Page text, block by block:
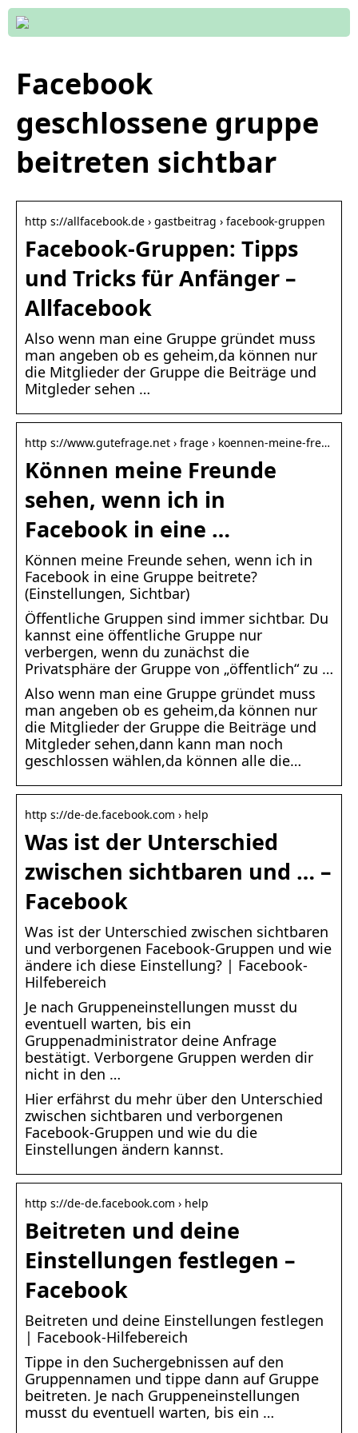
Facebook
geschlossene gruppe
beitreten sichtbar
http s://allfacebook.de › gastbeitrag › facebook-gruppen
Facebook-Gruppen: Tipps
und Tricks für Anfänger –
Allfacebook
Also wenn man eine Gruppe gründet muss
man angeben ob es geheim,da können nur
die Mitglieder der Gruppe die Beiträge und
Mitgleder sehen …
http s://www.gutefrage.net › frage › koennen-meine-fre…
Können meine Freunde
sehen, wenn ich in
Facebook in eine …
Können meine Freunde sehen, wenn ich in
Facebook in eine Gruppe beitrete?
(Einstellungen, Sichtbar)
Öffentliche Gruppen sind immer sichtbar. Du
kannst eine öffentliche Gruppe nur
verbergen, wenn du zunächst die
Privatsphäre der Gruppe von „öffentlich“ zu …
Also wenn man eine Gruppe gründet muss
man angeben ob es geheim,da können nur
die Mitglieder der Gruppe die Beiträge und
Mitgleder sehen,dann kann man noch
geschlossen wählen,da können alle die…
http s://de-de.facebook.com › help
Was ist der Unterschied
zwischen sichtbaren und … –
Facebook
Was ist der Unterschied zwischen sichtbaren
und verborgenen Facebook-Gruppen und wie
ändere ich diese Einstellung? | Facebook-
Hilfebereich
Je nach Gruppeneinstellungen musst du
eventuell warten, bis ein
Gruppenadministrator deine Anfrage
bestätigt. Verborgene Gruppen werden dir
nicht in den …
Hier erfährst du mehr über den Unterschied
zwischen sichtbaren und verborgenen
Facebook-Gruppen und wie du die
Einstellungen ändern kannst.
http s://de-de.facebook.com › help
Beitreten und deine
Einstellungen festlegen –
Facebook
Beitreten und deine Einstellungen festlegen
| Facebook-Hilfebereich
Tippe in den Suchergebnissen auf den
Gruppennamen und tippe dann auf Gruppe
beitreten. Je nach Gruppeneinstellungen
musst du eventuell warten, bis ein …